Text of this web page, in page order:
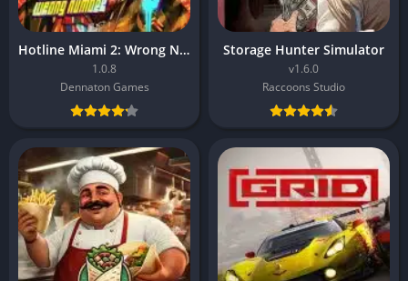
Hotline Miami 2: Wrong Number
1.0.8
Dennaton Games
Storage Hunter Simulator
v1.6.0
Raccoons Studio